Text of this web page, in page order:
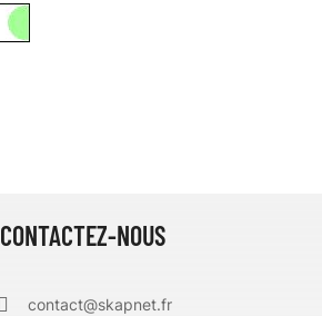
CONTACTEZ-NOUS
contact@skapnet.fr